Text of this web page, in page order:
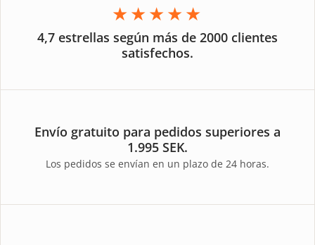
★★★★★
4,7 estrellas según más de 2000 clientes
satisfechos.
Envío gratuito para pedidos superiores a
1.995 SEK.
Los pedidos se envían en un plazo de 24 horas.